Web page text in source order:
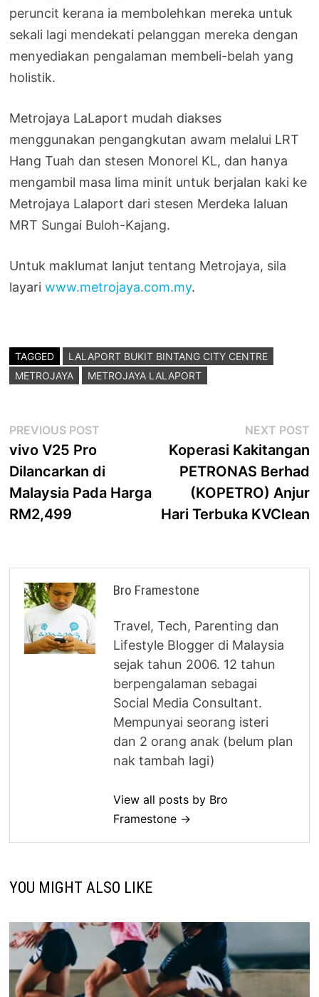
peruncit kerana ia membolehkan mereka untuk
sekali lagi mendekati pelanggan mereka dengan
menyediakan pengalaman membeli-belah yang
holistik.
Metrojaya LaLaport mudah diakses
menggunakan pengangkutan awam melalui LRT
Hang Tuah dan stesen Monorel KL, dan hanya
mengambil masa lima minit untuk berjalan kaki ke
Metrojaya Lalaport dari stesen Merdeka laluan
MRT Sungai Buloh-Kajang.
Untuk maklumat lanjut tentang Metrojaya, sila
layariwww.metrojaya.com.my.
TAGGED
LALAPORT BUKIT BINTANG CITY CENTRE
METROJAYA
METROJAYA LALAPORT
Post
navigation
PREVIOUS POST
vivo V25 Pro
Dilancarkan di
Malaysia Pada Harga
RM2,499
NEXT POST
Koperasi Kakitangan
PETRONAS Berhad
(KOPETRO) Anjur
Hari Terbuka KVClean
Bro Framestone
Travel, Tech, Parenting dan
Lifestyle Blogger di Malaysia
sejak tahun 2006. 12 tahun
berpengalaman sebagai
Social Media Consultant.
Mempunyai seorang isteri
dan 2 orang anak (belum plan
nak tambah lagi)
View all posts by Bro
Framestone →
YOU MIGHT ALSO LIKE